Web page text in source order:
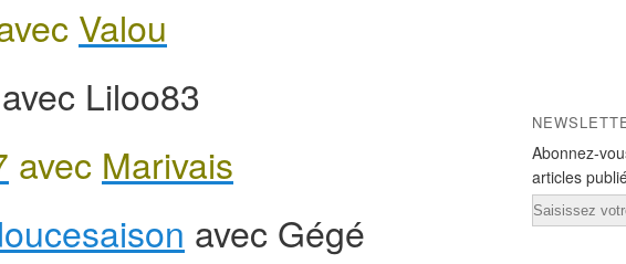
Valou
Liloo83
avec Marivais
avec Gégé
Abonnez-
articles
Email